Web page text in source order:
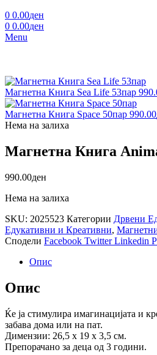
0 0.00ден
0 0.00ден
Menu
Магнетна Книга Sea Life 53пар
Магнетна Книга Space 50пар 990.00
Нема на залиха
Магнетна Книга
990.00ден
Нема на залиха
SKU: 2025523 Категории Дрвени
Едукативни и Креативни,
Сподели Facebook Twitter Linkedin
Опис
Опис
Ќе ја стимулира имагинацијата и
забава дома или на пат.
Димензии: 26,5 x 19 x 3,5 см.
Препорачано за деца од 3 години.